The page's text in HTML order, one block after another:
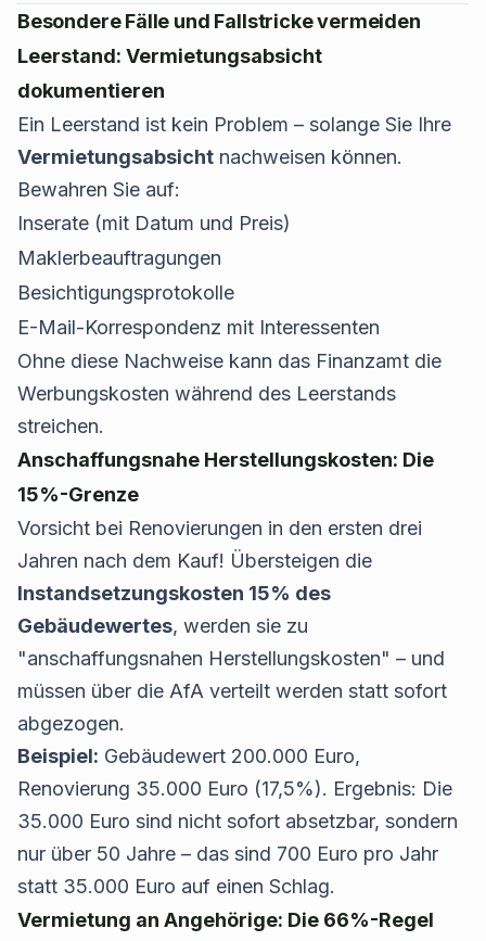
Besondere Fälle und Fallstricke vermeiden
Leerstand: Vermietungsabsicht
dokumentieren
Ein Leerstand ist kein Problem – solange Sie Ihre
Vermietungsabsicht nachweisen können.
Bewahren Sie auf:
Inserate (mit Datum und Preis)
Maklerbeauftragungen
Besichtigungsprotokolle
E-Mail-Korrespondenz mit Interessenten
Ohne diese Nachweise kann das Finanzamt die
Werbungskosten während des Leerstands
streichen.
Anschaffungsnahe Herstellungskosten: Die
15%-Grenze
Vorsicht bei Renovierungen in den ersten drei
Jahren nach dem Kauf! Übersteigen die
Instandsetzungskosten 15% des
Gebäudewertes, werden sie zu
"anschaffungsnahen Herstellungskosten" – und
müssen über die AfA verteilt werden statt sofort
abgezogen.
Beispiel: Gebäudewert 200.000 Euro,
Renovierung 35.000 Euro (17,5%). Ergebnis: Die
35.000 Euro sind nicht sofort absetzbar, sondern
nur über 50 Jahre – das sind 700 Euro pro Jahr
statt 35.000 Euro auf einen Schlag.
Vermietung an Angehörige: Die 66%-Regel